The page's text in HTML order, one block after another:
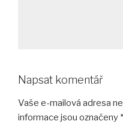
Napsat komentář
Vaše e-mailová adresa
informace jsou označeny *